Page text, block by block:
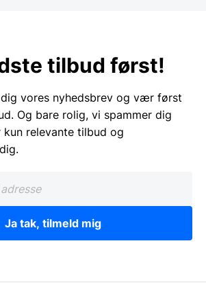
tilbud først!
vores nyhedsbrev og vær først
Og bare rolig, vi spammer dig
kun relevante tilbud og
Ja tak, tilmeld mig